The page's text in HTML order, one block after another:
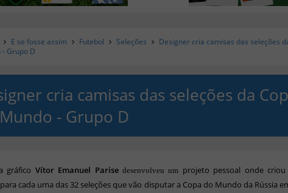
E se fosse assim Futebol Seleções
Designer cria camisas das seleções
Grupo D
cria camisas das seleções da
- Grupo D
gráfico Vítor Emanuel Parise desenvolveu um projeto pessoal onde
para cada uma das 32 seleções que vão disputar a Copa do Mundo da Rússia